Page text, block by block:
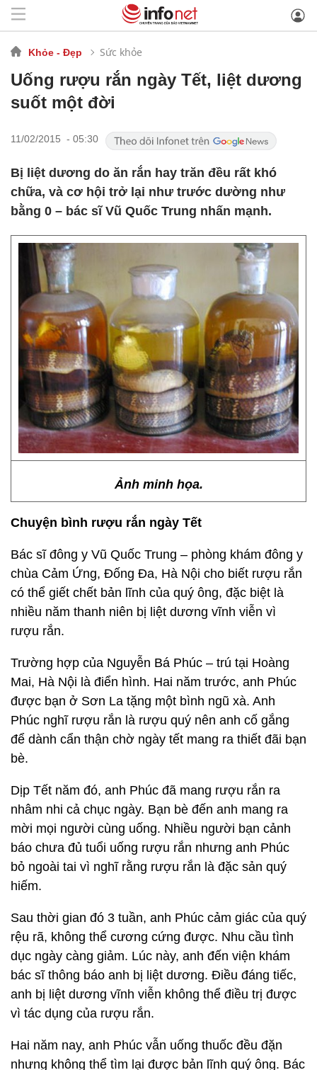
Khỏe - Đẹp Sức khỏe
Uống rượu rắn ngày Tết, liệt dương
suốt một đời
11/02/2015 - 05:30
Bị liệt dương do ăn rắn hay trăn đều rất khó
chữa, và cơ hội trở lại như trước dường như
bằng 0 – bác sĩ Vũ Quốc Trung nhấn mạnh.
Ảnh minh họa.
Chuyện bình rượu rắn ngày Tết
Bác sĩ đông y Vũ Quốc Trung – phòng khám đông y
chùa Cảm Ứng, Đống Đa, Hà Nội cho biết rượu rắn
có thể giết chết bản lĩnh của quý ông, đặc biệt là
nhiều năm thanh niên bị liệt dương vĩnh viễn vì
rượu rắn.
Trường hợp của Nguyễn Bá Phúc – trú tại Hoàng
Mai, Hà Nội là điển hình. Hai năm trước, anh Phúc
được bạn ở Sơn La tặng một bình ngũ xà. Anh
Phúc nghĩ rượu rắn là rượu quý nên anh cố gắng
để dành cẩn thận chờ ngày tết mang ra thiết đãi bạn
bè.
Dịp Tết năm đó, anh Phúc đã mang rượu rắn ra
nhâm nhi cả chục ngày. Bạn bè đến anh mang ra
mời mọi người cùng uống. Nhiều người bạn cảnh
báo chưa đủ tuổi uống rượu rắn nhưng anh Phúc
bỏ ngoài tai vì nghĩ rằng rượu rắn là đặc sản quý
hiếm.
Sau thời gian đó 3 tuần, anh Phúc cảm giác của quý
rệu rã, không thể cương cứng được. Nhu cầu tình
dục ngày càng giảm. Lúc này, anh đến viện khám
bác sĩ thông báo anh bị liệt dương. Điều đáng tiếc,
anh bị liệt dương vĩnh viễn không thể điều trị được
vì tác dụng của rượu rắn.
Hai năm nay, anh Phúc vẫn uống thuốc đều đặn
nhưng không thể tìm lại được bản lĩnh quý ông. Bác